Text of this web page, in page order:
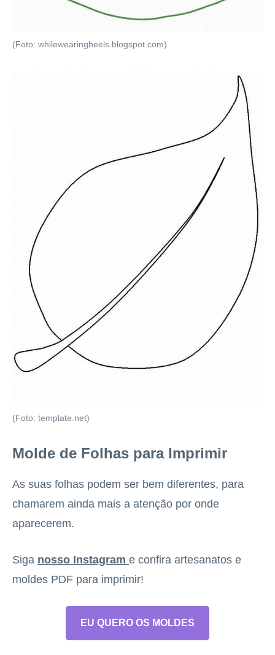
(Foto: whilewearingheels.blogspot.com)
(Foto: template.net)
Molde de Folhas para Imprimir
As suas folhas podem ser bem diferentes, para
chamarem ainda mais a atenção por onde
aparecerem.
Siga nosso Instagram e confira artesanatos e
moldes PDF para imprimir!
EU QUERO OS MOLDES